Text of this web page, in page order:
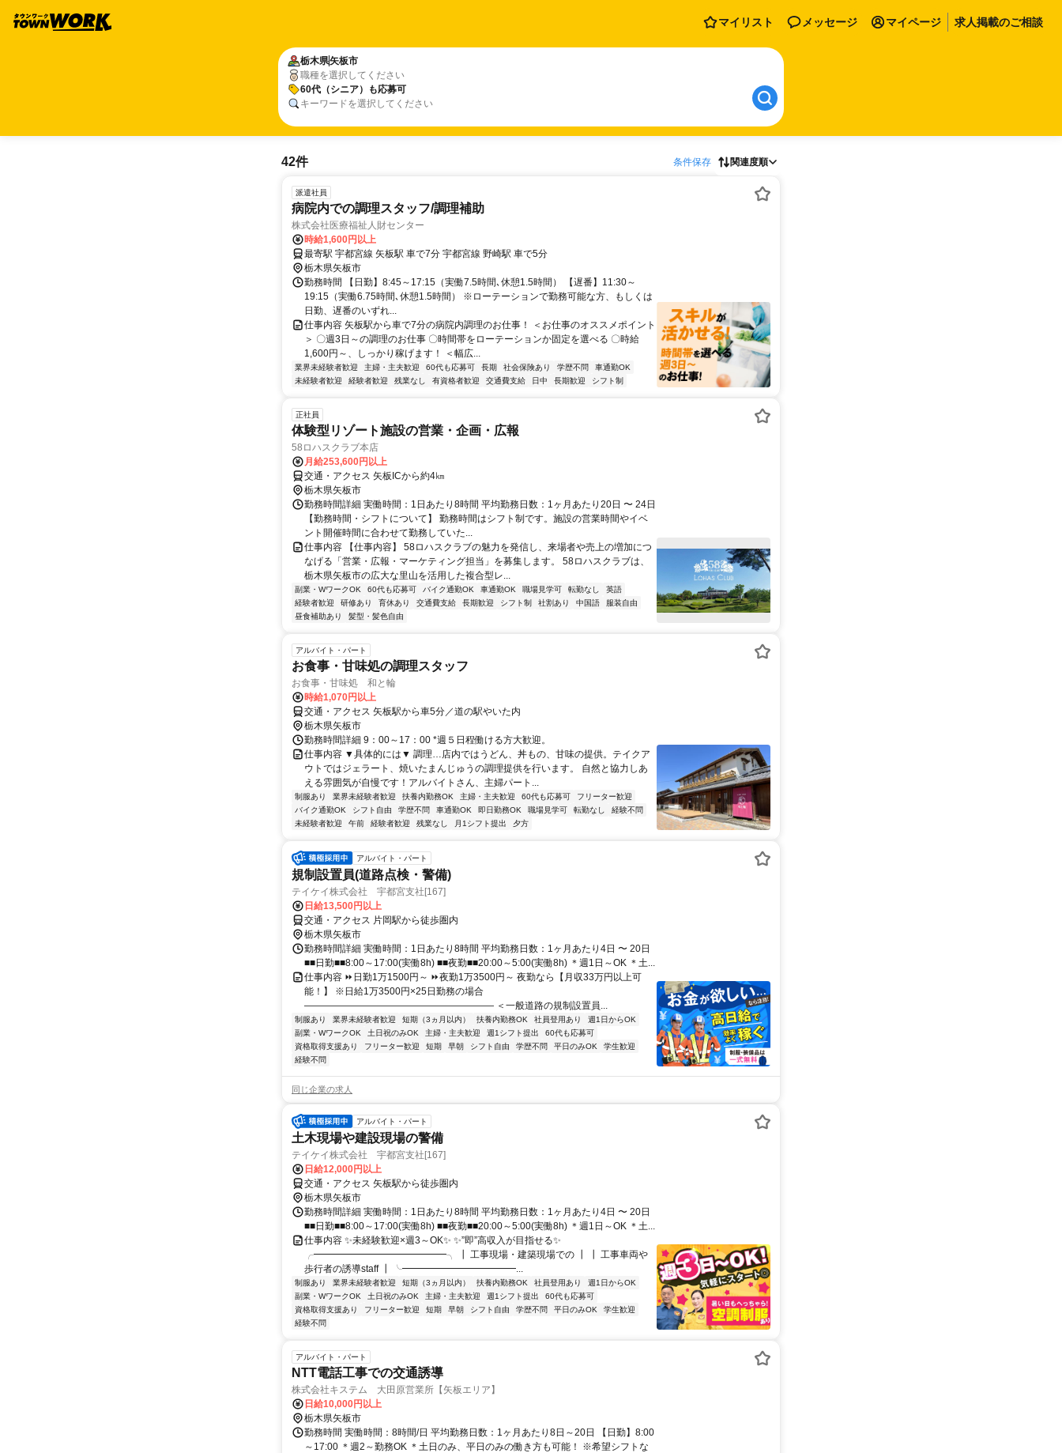
マイリスト メッセージ マイページ 求人掲載のご相談
栃木県矢板市
職種を選択してください
60代（シニア）も応募可
キーワードを選択してください
42件 条件保存 関連度順
派遣社員
病院内での調理スタッフ/調理補助
株式会社医療福祉人財センター
時給1,600円以上
最寄駅 宇都宮線 矢板駅 車で7分 宇都宮線 野崎駅 車で5分
栃木県矢板市
勤務時間 【日勤】8:45～17:15（実働7.5時間､休憩1.5時間） 【遅番】11:30～
19:15（実働6.75時間､休憩1.5時間） ※ローテーションで勤務可能な方、もしくは
日勤、遅番のいずれ...
仕事内容 矢板駅から車で7分の病院内調理のお仕事！ ＜お仕事のオススメポイント
＞ 〇週3日～の調理のお仕事 〇時間帯をローテーションか固定を選べる 〇時給
1,600円～、しっかり稼げます！ ＜幅広...
業界未経験者歓迎 主婦・主夫歓迎 60代も応募可 長期 社会保険あり 学歴不問
車通勤OK
未経験者歓迎
経験者歓迎 残業なし 有資格者歓迎 交通費支給 日中 長期歓迎 シフト制
正社員
体験型リゾート施設の営業・企画・広報
58ロハスクラブ本店
月給253,600円以上
交通・アクセス 矢板ICから約4㎞
栃木県矢板市
勤務時間詳細 実働時間：1日あたり8時間 平均勤務日数：1ヶ月あたり20日 〜 24日
【勤務時間・シフトについて】 勤務時間はシフト制です。施設の営業時間やイベ
ント開催時間に合わせて勤務していた...
仕事内容 【仕事内容】 58ロハスクラブの魅力を発信し、来場者や売上の増加につ
なげる「営業・広報・マーケティング担当」を募集します。 58ロハスクラブは、
栃木県矢板市の広大な里山を活用した複合型レ...
副業・WワークOK 60代も応募可 バイク通勤OK 車通勤OK 職場見学可 転勤なし
英語
経験者歓迎
研修あり 育休あり 交通費支給 長期歓迎 シフト制 社割あり 中国語
服装自由
昼食補助あり
髪型・髪色自由
アルバイト・パート
お食事・甘味処の調理スタッフ
お食事・甘味処 和と輪
時給1,070円以上
交通・アクセス 矢板駅から車5分／道の駅やいた内
栃木県矢板市
勤務時間詳細 9：00～17：00 *週５日程働ける方大歓迎。
仕事内容 ▼具体的には▼ 調理…店内ではうどん、丼もの、甘味の提供。テイクア
ウトではジェラート、焼いたまんじゅうの調理提供を行います。 自然と協力しあ
える雰囲気が自慢です！アルバイトさん、主婦パート...
制服あり 業界未経験者歓迎 扶養内勤務OK 主婦・主夫歓迎 60代も応募可
フリーター歓迎
バイク通勤OK
シフト自由 学歴不問 車通勤OK 即日勤務OK 職場見学可 転勤なし
経験不問
未経験者歓迎
午前 経験者歓迎 残業なし 月1シフト提出 夕方
アルバイト・パート
規制設置員(道路点検・警備)
テイケイ株式会社 宇都宮支社[167]
日給13,500円以上
交通・アクセス 片岡駅から徒歩圏内
栃木県矢板市
勤務時間詳細 実働時間：1日あたり8時間 平均勤務日数：1ヶ月あたり4日 〜 20日
■■日勤■■8:00～17:00(実働8h) ■■夜勤■■20:00～5:00(実働8h) ＊週1日～OK ＊土...
仕事内容 ⏩日勤1万1500円～ ⏩夜勤1万3500円～ 夜勤なら【月収33万円以上可
能！】 ※日給1万3500円×25日勤務の場合
―――――――――――――――――――― ＜一般道路の規制設置員...
制服あり 業界未経験者歓迎 短期（3ヵ月以内） 扶養内勤務OK 社員登用あり
週1日からOK
副業・WワークOK
土日祝のみOK 主婦・主夫歓迎 週1シフト提出
60代も応募可
資格取得支援あり
フリーター歓迎 短期 早朝 シフト自由 学歴不問 平日のみOK
学生歓迎
経験不問
同じ企業の求人
アルバイト・パート
土木現場や建設現場の警備
テイケイ株式会社 宇都宮支社[167]
日給12,000円以上
交通・アクセス 矢板駅から徒歩圏内
栃木県矢板市
勤務時間詳細 実働時間：1日あたり8時間 平均勤務日数：1ヶ月あたり4日 〜 20日
■■日勤■■8:00～17:00(実働8h) ■■夜勤■■20:00～5:00(実働8h) ＊週1日～OK ＊土...
仕事内容 ✨未経験歓迎×週3～OK✨ ✨”即”高収入が目指せる✨
╭━━━━━━━━━━━━━━╮ ┃ 工事現場・建築現場での ┃ ┃ 工事車両や
歩行者の誘導staff ┃ ╰━━━━━━━━━━━━...
制服あり 業界未経験者歓迎 短期（3ヵ月以内） 扶養内勤務OK 社員登用あり
週1日からOK
副業・WワークOK
土日祝のみOK 主婦・主夫歓迎 週1シフト提出
60代も応募可
資格取得支援あり
フリーター歓迎 短期 早朝 シフト自由 学歴不問 平日のみOK
学生歓迎
経験不問
アルバイト・パート
NTT電話工事での交通誘導
株式会社キステム 大田原営業所【矢板エリア】
日給10,000円以上
栃木県矢板市
勤務時間 実働時間：8時間/日 平均勤務日数：1ヶ月あたり8日～20日 【日勤】8:00
～17:00 ＊週2～勤務OK ＊土日のみ、平日のみの働き方も可能！ ※希望シフトな